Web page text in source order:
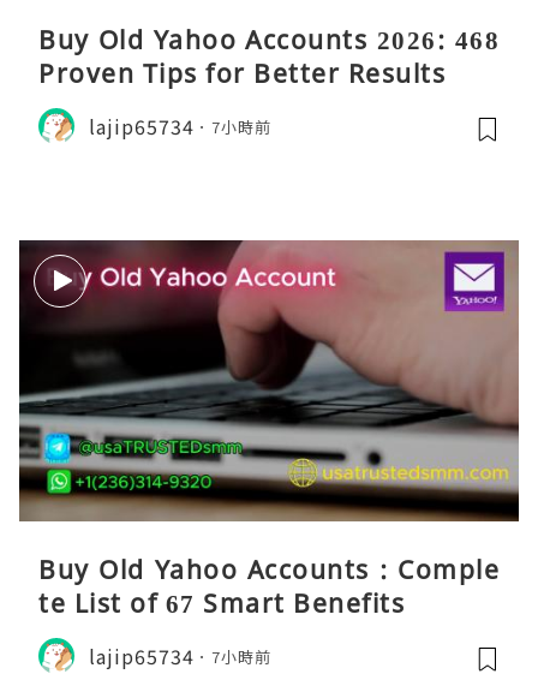
Buy Old Yahoo Accounts 2026: 468
Proven Tips for Better Results
lajip65734 7小時前
Buy Old Yahoo Accounts : Comple
te List of 67 Smart Benefits
lajip65734 7小時前